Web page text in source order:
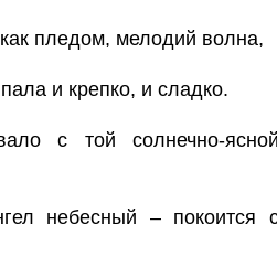
пледом, мелодий волна,
и крепко, и сладко.
с той солнечно-
небесный – покоится